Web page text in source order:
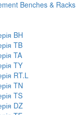
Benches & Racks
BH
TB
TA
TY
RT.L
TN
TS
DZ